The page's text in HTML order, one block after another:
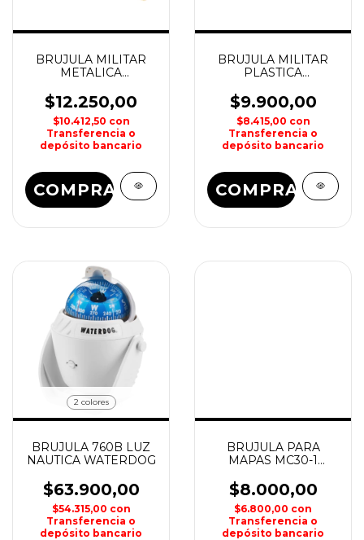
BRUJULA MILITAR
METALICA
$12.250,00
$10.412,50 con
Transferencia o
depósito bancario
COMPRAR
BRUJULA MILITAR
PLASTICA
$9.900,00
$8.415,00 con
Transferencia o
depósito bancario
COMPRAR
2 colores
BRUJULA 760B LUZ
NAUTICA WATERDOG
$63.900,00
$54.315,00 con
Transferencia o
depósito bancario
BRUJULA PARA
MAPAS MC30-1
$8.000,00
$6.800,00 con
Transferencia o
depósito bancario